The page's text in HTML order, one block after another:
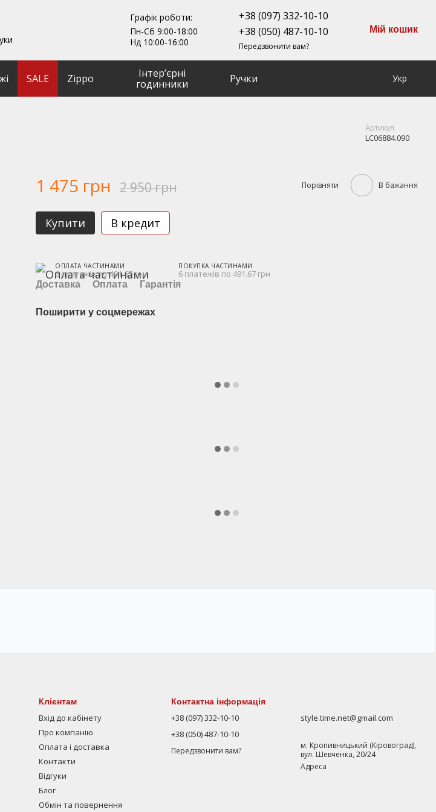
Графік роботи:
Пн-Сб 9:00-18:00
Нд 10:00-16:00
+38 (097) 332-10-10
+38 (050) 487-10-10
Передзвонити вам?
Мій кошик
SALE Zippo
Інтерʼєрні
годинники
Ручки Укр
Артикул
LC06884.090
1 475 грн 2 950 грн Порівняти В бажання
Купити В кредит
ОПЛАТА ЧАСТИНАМИ
6 платежів по 491.67 грн
ПОКУПКА ЧАСТИНАМИ
6 платежів по 491.67 грн
Доставка Оплата Гарантія
Поширити у соцмережах
Клієнтам
Вхід до кабінету
Про компанію
Оплата і доставка
Контакти
Відгуки
Блог
Обмін та повернення
Контактна інформація
+38 (097) 332-10-10
+38 (050) 487-10-10
Передзвонити вам?
style.time.net@gmail.com
м. Кропивницький (Кіровоград),
вул. Шевченка, 20/24
Адреса